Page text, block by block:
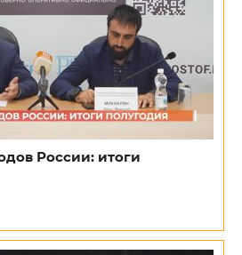
России: итоги